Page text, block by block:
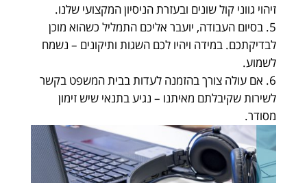
זיהוי גווני קול שונים ובעזרת הניסיון המקצועי שלנו.
בסיום העבודה, יועבר אליכם התמליל כשהוא מוכן
לבדיקתכם. במידה ויהיו לכם השגות ותיקונים – נשמח
לשמוע.
אם עולה צורך בהזמנה לעדות בבית המשפט בקשר
לשירות שקיבלתם מאיתנו – נגיע בתנאי שיש זימון
מסודר.